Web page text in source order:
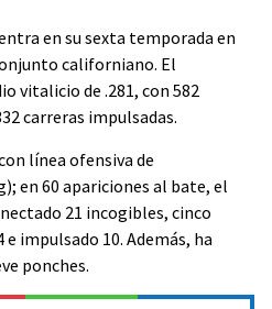
en su sexta temporada en
californiano. El
vitalicio de .281, con 582
carreras impulsadas.
línea ofensiva de
en 60 apariciones al bate, el
21 incogibles, cinco
impulsado 10. Además, ha
ponches.